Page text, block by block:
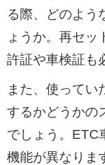
る際、どのよう
ょうか。再セッ
許証や車検証も
また、使ってい
するかどうかの
でしょう。ETC
機能が異なりま